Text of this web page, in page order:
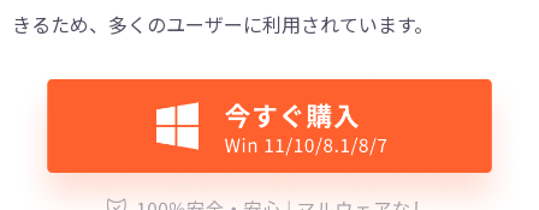
きるため、多くのユーザーに利用されています。